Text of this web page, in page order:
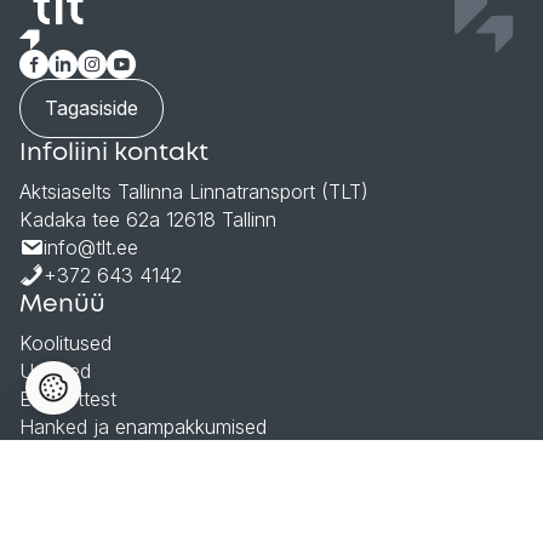
Tagasiside
Infoliini kontakt
Aktsiaselts Tallinna Linnatransport (TLT)
Kadaka tee 62a 12618 Tallinn
info@tlt.ee
+372 643 4142
Menüü
Koolitused
Uudised
Ettevõttest
Hanked ja enampakkumised